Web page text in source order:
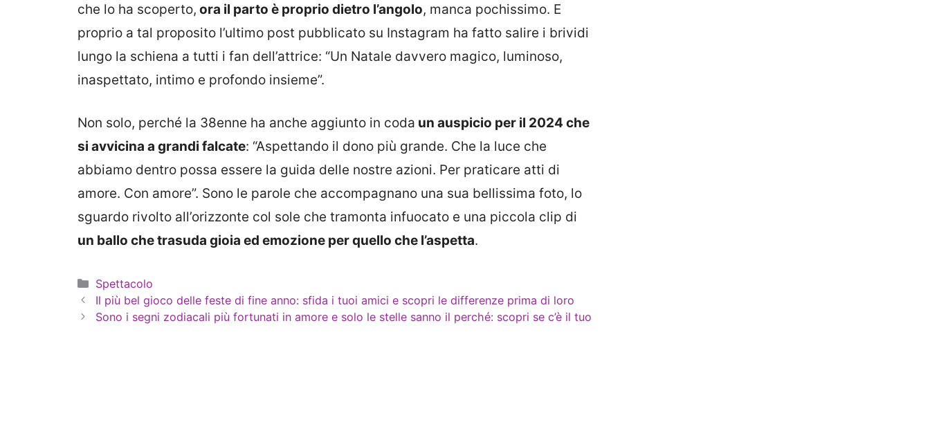
che lo ha scoperto, ora il parto è proprio dietro l’angolo, manca pochissimo. E
proprio a tal proposito l’ultimo post pubblicato su Instagram ha fatto salire i brividi
lungo la schiena a tutti i fan dell’attrice: “Un Natale davvero magico, luminoso,
inaspettato, intimo e profondo insieme”.
Non solo, perché la 38enne ha anche aggiunto in coda un auspicio per il 2024 che
si avvicina a grandi falcate: “Aspettando il dono più grande. Che la luce che
abbiamo dentro possa essere la guida delle nostre azioni. Per praticare atti di
amore. Con amore”. Sono le parole che accompagnano una sua bellissima foto, lo
sguardo rivolto all’orizzonte col sole che tramonta infuocato e una piccola clip di
un ballo che trasuda gioia ed emozione per quello che l’aspetta.
Categorie
Spettacolo
Il più bel gioco delle feste di fine anno: sfida i tuoi amici e scopri le differenze prima di loro
Sono i segni zodiacali più fortunati in amore e solo le stelle sanno il perché: scopri se c’è il tuo